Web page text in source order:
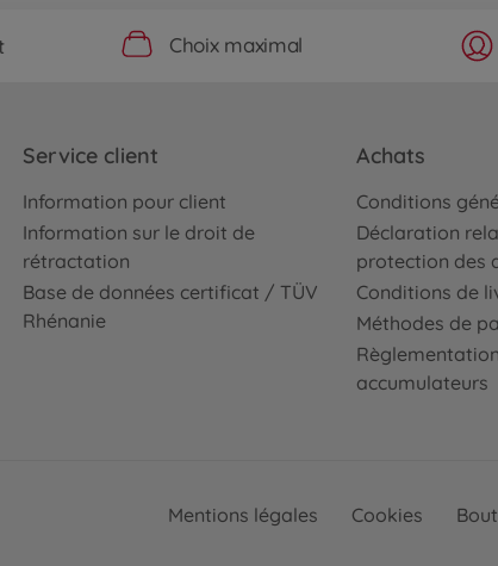
Choix maximal
Service client
Information pour client
Information sur le droit de
rétractation
Base de données certificat / TÜV
Rhénanie
Achats
Conditions
Déclaration
protection des
Conditions de
Méthodes de
accumulateurs
Mentions légales Cookies